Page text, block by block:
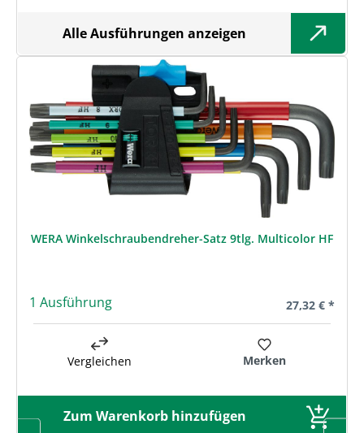
Alle Ausführungen anzeigen
WERA Winkelschraubendreher-Satz 9tlg. Multicolor HF
1 Ausführung Regulärer
27,32 € *
Vergleichen Merken
Zum Warenkorb hinzufügen